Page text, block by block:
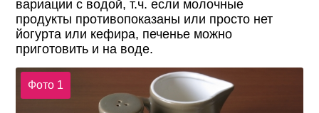
вариации с водой, т.ч. если молочные
продукты противопоказаны или просто нет
йогурта или кефира, печенье можно
приготовить и на воде.
Фото 1